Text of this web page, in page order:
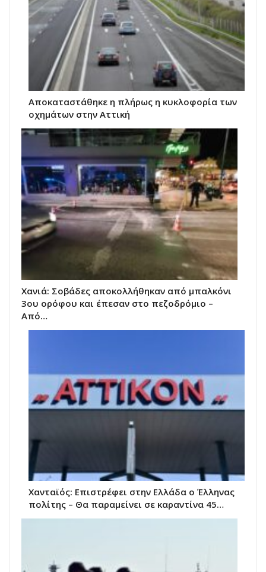
Αποκαταστάθηκε η πλήρως η κυκλοφορία των
οχημάτων στην Αττική
Χανιά: Σοβάδες αποκολλήθηκαν από μπαλκόνι
3ου ορόφου και έπεσαν στο πεζοδρόμιο –
Από…
Χανταϊός: Επιστρέφει στην Ελλάδα ο Έλληνας
πολίτης – Θα παραμείνει σε καραντίνα 45…